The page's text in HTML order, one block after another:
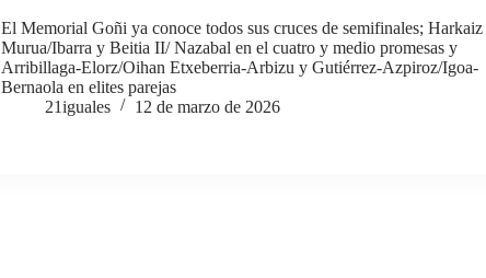
El Memorial Goñi ya conoce todos sus cruces de semifinales; Harkaiz
Murua/Ibarra y Beitia II/ Nazabal en el cuatro y medio promesas y
Arribillaga-Elorz/Oihan Etxeberria-Arbizu y Gutiérrez-Azpiroz/Igoa-
Bernaola en elites parejas
21iguales
12 de marzo de 2026